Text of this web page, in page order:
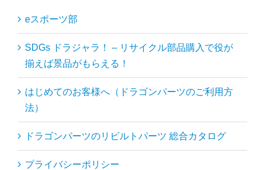
eスポーツ部
SDGs ドラジャラ！ – リサイクル部品購入で役が
揃えば景品がもらえる！
はじめてのお客様へ（ドラゴンパーツのご利用方
法）
ドラゴンパーツのリビルトパーツ 総合カタログ
プライバシーポリシー